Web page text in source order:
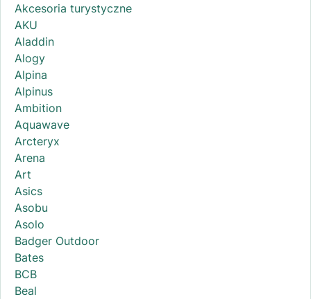
Akcesoria turystyczne
AKU
Aladdin
Alogy
Alpina
Alpinus
Ambition
Aquawave
Arcteryx
Arena
Art
Asics
Asobu
Asolo
Badger Outdoor
Bates
BCB
Beal